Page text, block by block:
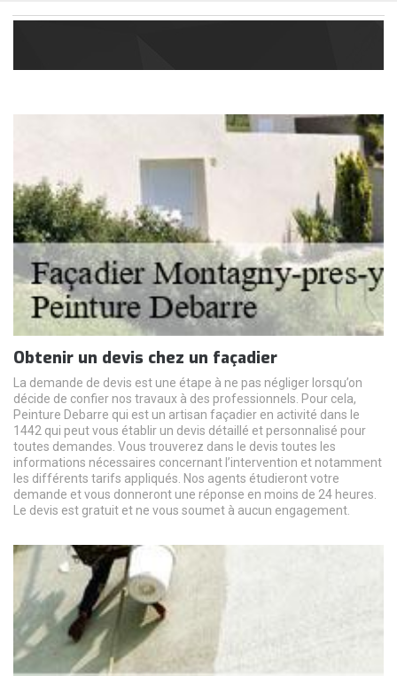
Obtenir un devis chez un façadier
La demande de devis est une étape à ne pas négliger lorsqu’on
décide de confier nos travaux à des professionnels. Pour cela,
Peinture Debarre qui est un artisan façadier en activité dans le
1442 qui peut vous établir un devis détaillé et personnalisé pour
toutes demandes. Vous trouverez dans le devis toutes les
informations nécessaires concernant l’intervention et notamment
les différents tarifs appliqués. Nos agents étudieront votre
demande et vous donneront une réponse en moins de 24 heures.
Le devis est gratuit et ne vous soumet à aucun engagement.